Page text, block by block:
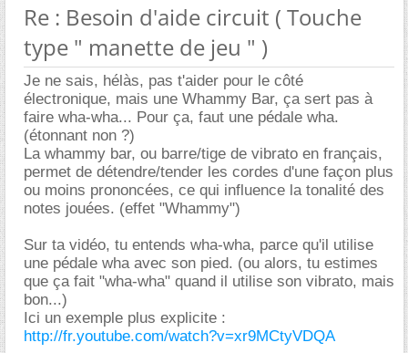
Re : Besoin d'aide circuit ( Touche
type " manette de jeu " )
Je ne sais, hélàs, pas t'aider pour le côté
électronique, mais une Whammy Bar, ça sert pas à
faire wha-wha... Pour ça, faut une pédale wha.
(étonnant non ?)
La whammy bar, ou barre/tige de vibrato en français,
permet de détendre/tender les cordes d'une façon plus
ou moins prononcées, ce qui influence la tonalité des
notes jouées. (effet "Whammy")
Sur ta vidéo, tu entends wha-wha, parce qu'il utilise
une pédale wha avec son pied. (ou alors, tu estimes
que ça fait "wha-wha" quand il utilise son vibrato, mais
bon...)
Ici un exemple plus explicite :
http://fr.youtube.com/watch?v=xr9MCtyVDQA